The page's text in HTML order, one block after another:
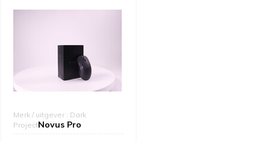
Merk / uitgever : Dark
ProjectNovus Pro